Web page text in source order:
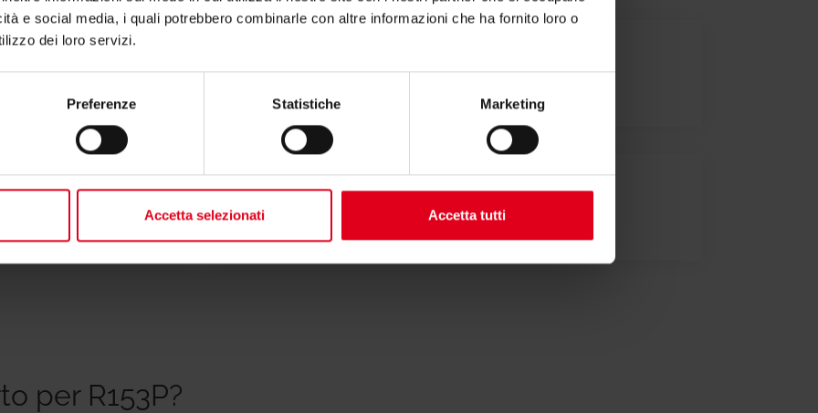
e social media, i quali potrebbero combinarle con altre informazioni che ha fornito loro o
dei loro servizi.
Preferenze Statistiche Marketing
Accetta selezionati Accetta tutti
Dichiarazione di conformità
per R153P?